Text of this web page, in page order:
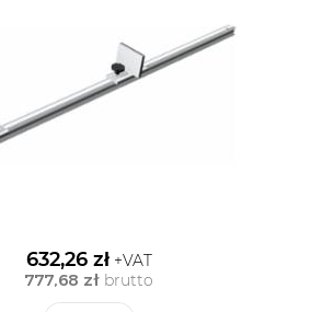
632,26 zł+VAT
777,68 zł brutto